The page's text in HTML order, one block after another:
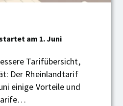
am 1. Juni
Tarifübersicht,
Der Rheinlandtarif
einige Vorteile und
am
Juni